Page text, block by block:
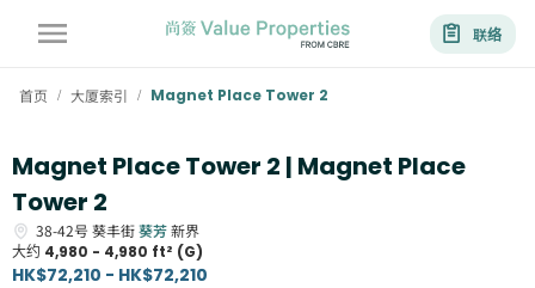
联络
首页 / 大厦索引 / Magnet Place Tower 2
Magnet Place Tower 2 | Magnet Place
Tower 2
38-42号 葵丰街葵芳新界
大约 4,980 - 4,980 ft² (G)
HK$72,210 - HK$72,210